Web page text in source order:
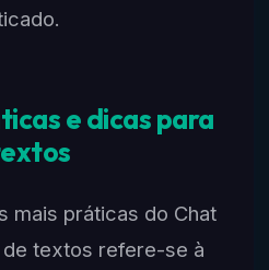
e dicas para
mais práticas do Chat
de textos refere-se à